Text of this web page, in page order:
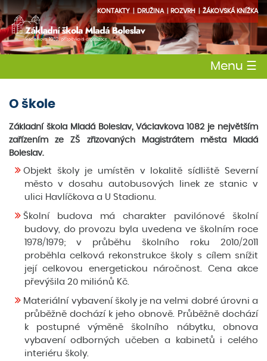
ŽÁKOVSKÁ KNÍŽKA
ROZVRH
DRUŽINA
KONTAKTY
Menu ☰
O škole
Základní škola Mladá Boleslav, Václavkova 1082 je největším
zařízením ze ZŠ zřizovaných Magistrátem města Mladá
Boleslav.
Objekt školy je umístěn v lokalitě sídliště Severní
město v dosahu autobusových linek ze stanic v
ulici Havlíčkova a U Stadionu.
Školní budova má charakter pavilónové školní
budovy, do provozu byla uvedena ve školním roce
1978/1979; v průběhu školního roku 2010/2011
proběhla celková rekonstrukce školy s cílem snížit
její celkovou energetickou náročnost. Cena akce
převýšila 20 miliónů Kč.
Materiální vybavení školy je na velmi dobré úrovni a
průběžně dochází k jeho obnově. Průběžně dochází
k postupné výměně školního nábytku, obnova
vybavení odborných učeben a kabinetů i celého
interiéru školy.